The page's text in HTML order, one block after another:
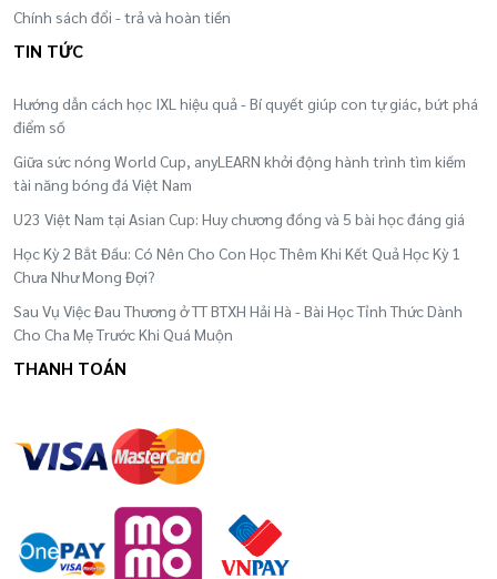
Chính sách đổi - trả và hoàn tiền
TIN TỨC
Hướng dẫn cách học IXL hiệu quả - Bí quyết giúp con tự giác, bứt phá
điểm số
Giữa sức nóng World Cup, anyLEARN khởi động hành trình tìm kiếm
tài năng bóng đá Việt Nam
U23 Việt Nam tại Asian Cup: Huy chương đồng và 5 bài học đáng giá
Học Kỳ 2 Bắt Đầu: Có Nên Cho Con Học Thêm Khi Kết Quả Học Kỳ 1
Chưa Như Mong Đợi?
Sau Vụ Việc Đau Thương ở TT BTXH Hải Hà - Bài Học Tỉnh Thức Dành
Cho Cha Mẹ Trước Khi Quá Muộn
THANH TOÁN